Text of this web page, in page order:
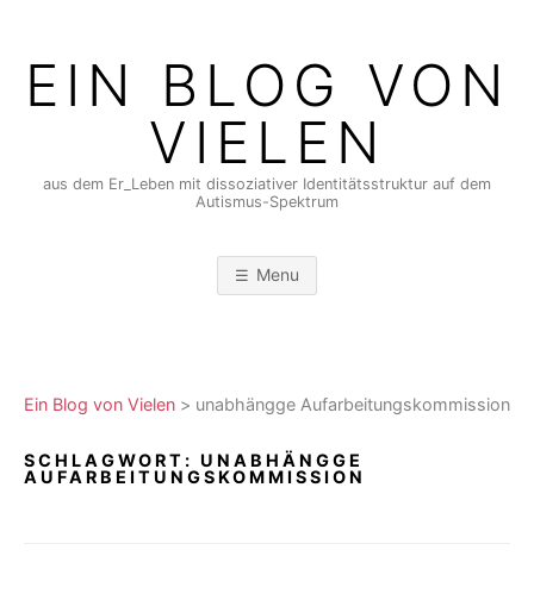
contentEIN BLOG VON
VIELEN
aus dem Er_Leben mit dissoziativer Identitätsstruktur auf dem
Autismus-Spektrum
Menu
Ein Blog von Vielen > unabhängge Aufarbeitungskommission
SCHLAGWORT: UNABHÄNGGE
AUFARBEITUNGSKOMMISSION